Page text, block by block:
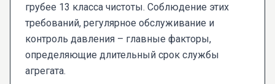
грубее 13 класса чистоты. Соблюдение этих
требований, регулярное обслуживание и
контроль давления – главные факторы,
определяющие длительный срок службы
агрегата.